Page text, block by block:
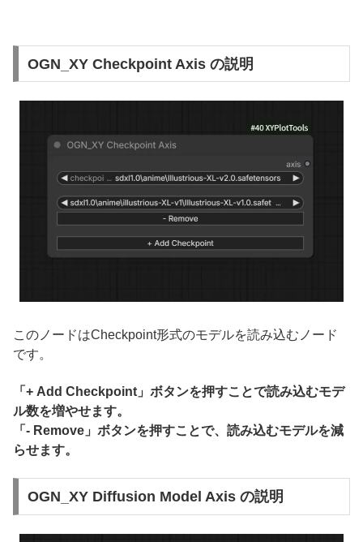
OGN_XY Checkpoint Axis の説明
このノードはCheckpoint形式のモデルを読み込むノード
です。
「+ Add Checkpoint」ボタンを押すことで読み込むモデ
ル数を増やせます。
「- Remove」ボタンを押すことで、読み込むモデルを減
らせます。
OGN_XY Diffusion Model Axis の説明